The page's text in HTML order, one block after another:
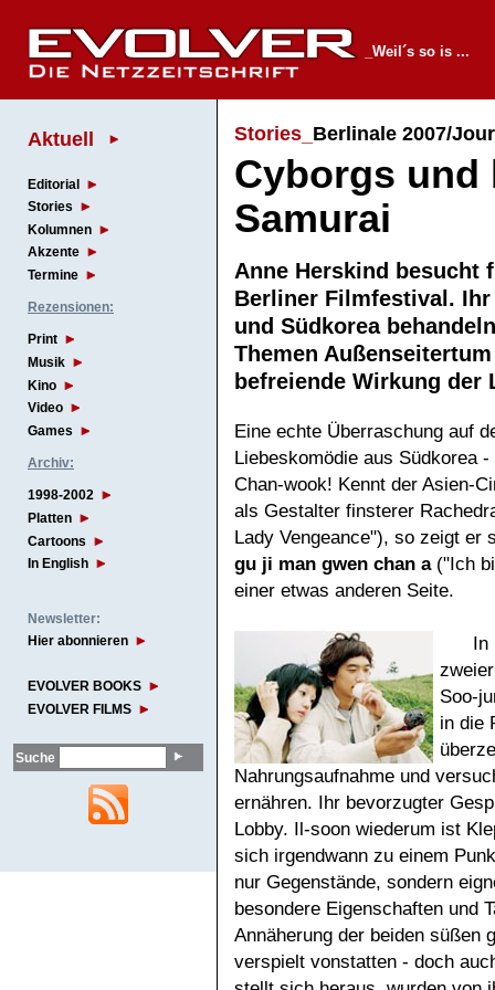
_Weil´s so is ...
Aktuell
Editorial
Stories
Kolumnen
Akzente
Termine
Rezensionen:
Print
Musik
Kino
Video
Games
Archiv:
1998-2002
Platten
Cartoons
In English
Newsletter:
Hier abonnieren
EVOLVER BOOKS
EVOLVER FILMS
Suche
Stories_ Berlinale 2007/
Cyborgs und
Samurai
Anne Herskind besucht
Berliner Filmfestival.
und Südkorea
Themen
befreiende Wirkung
Eine echte Überraschung auf
Liebeskomödie aus Südkorea
Chan-wook! Kennt der Asien-
als Gestalter finsterer
Lady Vengeance"), so zeigt
gu ji man gwen chan a("Ich
einer etwas anderen Seite.
In
Soo-
in die
Nahrungsaufnahme und
ernähren. Ihr bevorzugter
Lobby. Il-soon wiederum ist
sich irgendwann zu einem
nur Gegenstände, sondern
besondere Eigenschaften und
Annäherung der beiden süßen
verspielt vonstatten - doch